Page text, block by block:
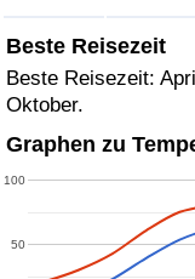
Beste Reisezeit
Beste Reisezeit:
Oktober.
Graphen zu
50
100